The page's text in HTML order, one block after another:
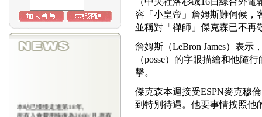
本站已慢慢走進第18年,
所有入會費用恢復為2000/月,原有
容「小皇帝」詹姆斯難伺候，
並稱對「禪師」傑克森已不再
詹姆斯（LeBron James）表示
（posse）的字眼描繪和他隨
擊。
傑克森本週接受ESPN麥克穆
到特別待遇。他要事情按照他